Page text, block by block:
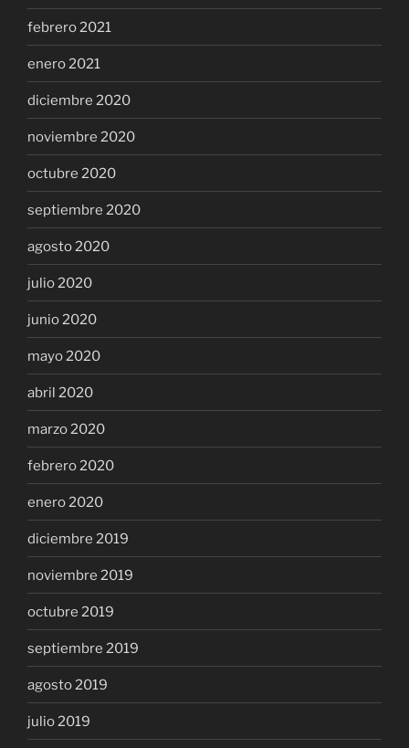
febrero 2021
enero 2021
diciembre 2020
noviembre 2020
octubre 2020
septiembre 2020
agosto 2020
julio 2020
junio 2020
mayo 2020
abril 2020
marzo 2020
febrero 2020
enero 2020
diciembre 2019
noviembre 2019
octubre 2019
septiembre 2019
agosto 2019
julio 2019